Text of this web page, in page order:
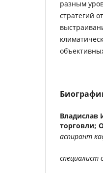
разным
стратегий
Владислав
торговли;
аспирант
специалист